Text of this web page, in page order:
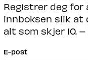
Registrer deg
innboksen slik at
alt som skjer 10. –
E-post